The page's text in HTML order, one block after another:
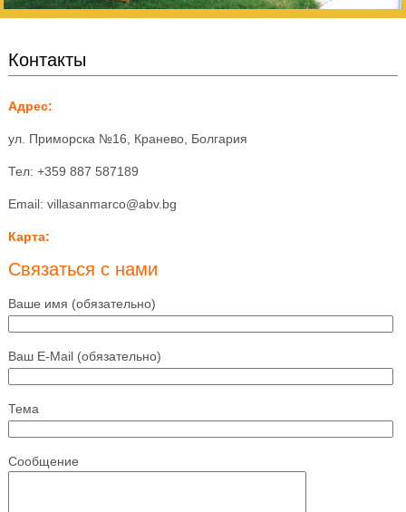
Контакты
Адрес:
ул. Приморска №16, Кранево, Болгария
Тел: +359 887 587189
Email: villasanmarco@abv.bg
Карта:
Связаться с нами
Ваше имя (обязательно)
Ваш E-Mail (обязательно)
Тема
Сообщение